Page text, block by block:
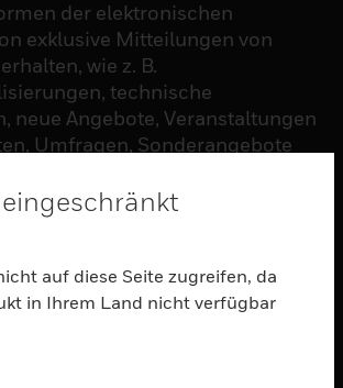
der elektronischen
exklusive Mitteilungen von
wie z. B.
technische
neue Angebote, Veranstaltungen
Umfragen, Sonderangebote
auf diese Seite zugreifen, da
in Ihrem Land nicht verfügbar